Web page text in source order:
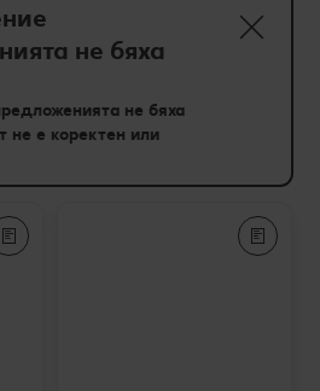
не бяха
не бяха
не е коректен или